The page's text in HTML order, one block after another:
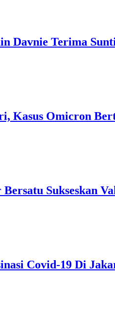
Davnie Terima
Kasus Omicron
Sukseskan
Covid-19 Di